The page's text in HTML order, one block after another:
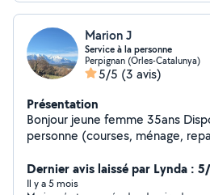
Marion J
Service à la personne
Perpignan (Orles-Catalunya)
5/5 (3 avis)
Présentation
Bonjour jeune femme 35ans Disponible pour service à la
personne (courses, ménage,
divers diplômes en petite
jeunes enfants ) n'hésitez pas à me
Dernier avis laissé par Lynda :
Il y a 5 mois